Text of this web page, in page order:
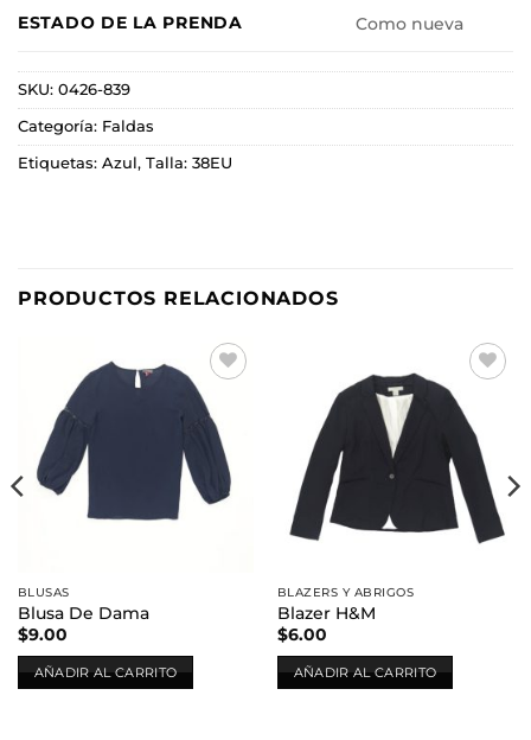
ESTADO DE LA PRENDA Como nueva
SKU: 0426-839
Categoría: Faldas
Etiquetas: Azul, Talla: 38EU
PRODUCTOS RELACIONADOS
Añadir
a la
lista de
deseos
BLUSAS
Blusa De Dama
$9.00
AÑADIR AL CARRITO
Añadir
a la
lista de
deseos
BLAZERS Y ABRIGOS
Blazer H&M
$6.00
AÑADIR AL CARRITO